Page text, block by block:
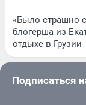
«Было страшно
блогерша из
отдыхе в Грузии
Подписаться